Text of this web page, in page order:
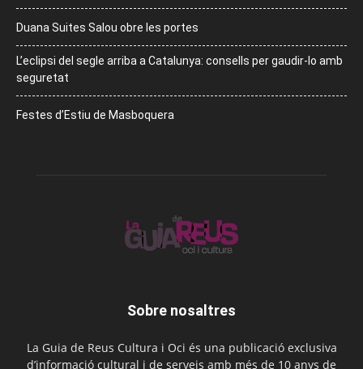
Duana Suites Salou obre les portes
L’eclipsi del segle arriba a Catalunya: consells per gaudir-lo amb
seguretat
Festes d’Estiu de Masboquera
Sobre nosaltres
La Guia de Reus Cultura i Oci és una publicació exclusiva
d’informació cultural i de serveis amb més de 10 anys de